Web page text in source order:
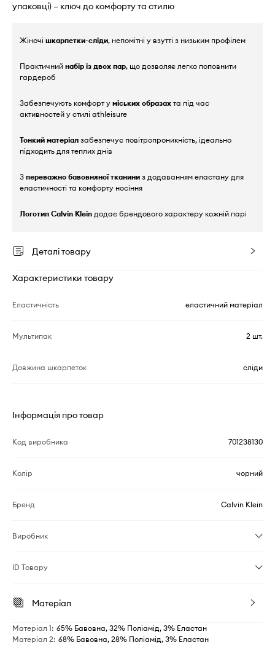
упаковці) – ключ до комфорту та стилю
Жіночі шкарпетки-сліди, непомітні у взутті з низьким профілем
Практичний набір із двох пар, що дозволяє легко поповнити
гардероб
Забезпечують комфорт у міських образах та під час
активностей у стилі athleisure
Тонкий матеріал забезпечує повітропроникність, ідеально
підходить для теплих днів
З переважно бавовняної тканини з додаванням еластану для
еластичності та комфорту носіння
Логотип Calvin Klein додає брендового характеру кожній парі
Деталі товару
Характеристики товару
Еластичність еластичний матеріал
Мультипак 2 шт.
Довжина шкарпеток сліди
Інформація про товар
Код виробника 701238130
Колір чорний
Бренд Calvin Klein
Виробник
ID Товару
Матеріал
Матеріал 1: 65% Бавовна, 32% Поліамід, 3% Еластан
Матеріал 2: 68% Бавовна, 28% Поліамід, 3% Еластан